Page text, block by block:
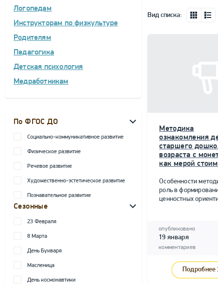
Логопедам
Инструкторам по физкультуре
Родителям
Педагогика
Детская психология
Медработникам
По ФГОС ДО
Социально-коммуникативное развитие
Физическое развитие
Речевое развитие
Художественно-эстетическое развитие
Познавательное развитие
Сезонные
23 Февраля
8 Марта
День Букваря
Масленица
День космонавтики
Вид списка:
Методика
ознакомления
старшего
возраста с
как мерой
Особенности
роль в
ценностных
опубликовано
19 января
комментариев
Подробнее